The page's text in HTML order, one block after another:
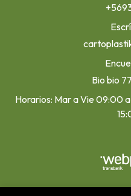
Bio bio
Horarios: Mar a Vie 09:00